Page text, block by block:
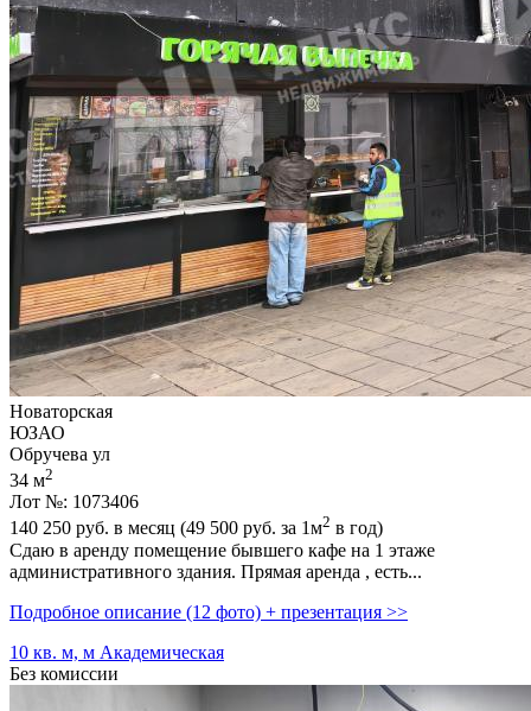
Новаторская
ЮЗАО
Обручева ул
34 м2
Лот №: 1073406
140 250 руб. в месяц (49 500 руб. за 1м2 в год)
Сдаю в аренду помещение бывшего кафе на 1 этаже
административного здания. Прямая аренда ,­ есть...
Подробное описание (12 фото) + презентация >>
10 кв. м, м Академическая
Без комиссии